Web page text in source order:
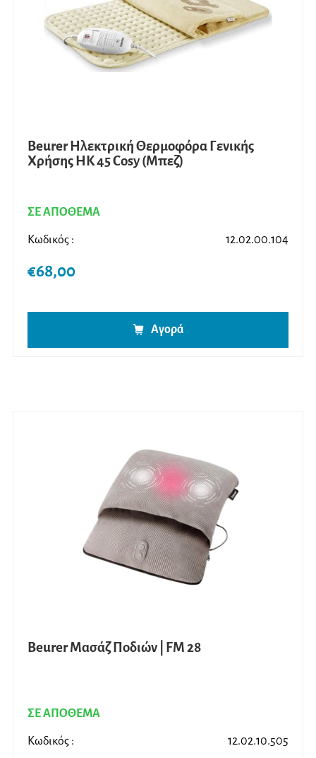
Beurer Ηλεκτρική Θερμοφόρα Γενικής
Χρήσης HK 45 Cosy (Μπεζ)
ΣΕ ΑΠΟΘΕΜΑ
Κωδικός : 12.02.00.104
€68,00
Αγορά
Beurer Μασάζ Ποδιών | FM 28
ΣΕ ΑΠΟΘΕΜΑ
Κωδικός : 12.02.10.505